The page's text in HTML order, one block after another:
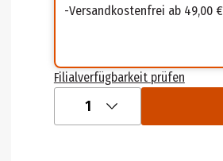
Versandkostenfrei ab 49,00 €
Filialverfügbarkeit prüfen
1